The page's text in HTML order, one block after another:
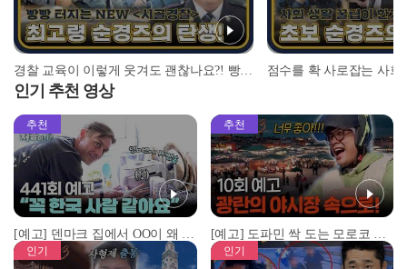
경찰 교육이 이렇게 웃겨도 괜찮나요?! 빵빵 터지는 NEW✨ ＜시골경찰리턴즈＞ l #시골경찰신속배달 l #시골경찰리턴즈 l #MBCevery1 l EP.01
인기 추천 영상
추천
[예고] 덴마크 집에서 OO이 왜 나와...? 이상할 정도로 한국을 사랑하는 우리 형을 제보합니다!
추천
[예고] 도파민 싹 도는 모로코 야시장 투어!
인기 인기